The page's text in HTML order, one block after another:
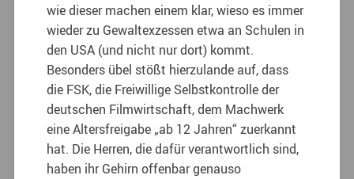
wie dieser machen einem klar, wieso es immer
wieder zu Gewaltexzessen etwa an Schulen in
den USA (und nicht nur dort) kommt.
Besonders übel stößt hierzulande auf, dass
die FSK, die Freiwillige Selbstkontrolle der
deutschen Filmwirtschaft, dem Machwerk
eine Altersfreigabe „ab 12 Jahren“ zuerkannt
hat. Die Herren, die dafür verantwortlich sind,
haben ihr Gehirn offenbar genauso